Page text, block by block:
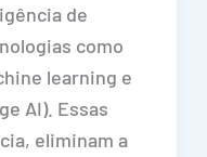
de
como
learning e
AI). Essas
eliminam a